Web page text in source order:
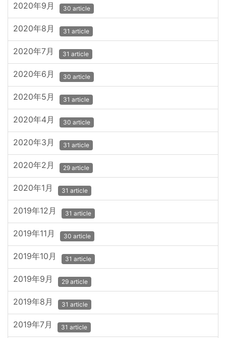
2020年9月 30 article
2020年8月 31 article
2020年7月 31 article
2020年6月 30 article
2020年5月 31 article
2020年4月 30 article
2020年3月 31 article
2020年2月 29 article
2020年1月 31 article
2019年12月 31 article
2019年11月 30 article
2019年10月 31 article
2019年9月 29 article
2019年8月 31 article
2019年7月 31 article